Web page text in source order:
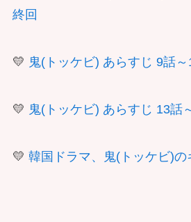
終回
💛 鬼(トッケビ) あらすじ 9話
💛 鬼(トッケビ) あらすじ 13話
💛 韓国ドラマ、鬼(トッケビ)の